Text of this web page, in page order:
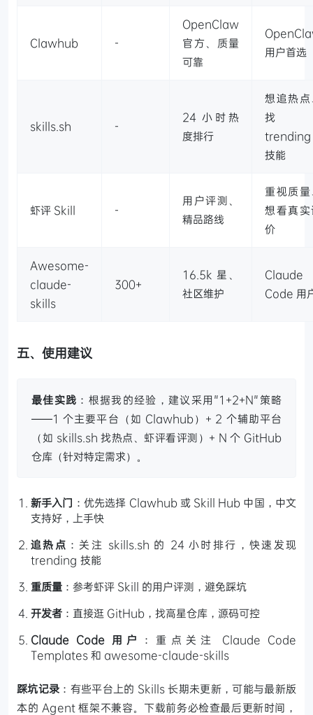
Clawhub -
OpenClaw
官方、质量
可靠
用户首选
skills.sh -
24 小时热
度排行
想追热点
找
trending
技能
虾评 Skill -
用户评测、
精品路线
重视质量
想看真实
价
Awesome-
claude-
skills
300+
16.5k 星、
社区维护
Claude
Code 用
五、使用建议
最佳实践 ：根据我的经验，建议采用"1+2+N"策略
——1 个主要平台（如 Clawhub）+ 2 个辅助平台
（如 skills.sh 找热点、虾评看评测）+ N 个 GitHub
仓库（针对特定需求）。
新手入门 ：优先选择 Clawhub 或 Skill Hub 中国，中文
支持好，上手快
追热点 ：关注 skills.sh 的 24 小时排行，快速发现
trending 技能
重质量 ：参考虾评 Skill 的用户评测，避免踩坑
开发者 ：直接逛 GitHub，找高星仓库，源码可控
Claude Code 用户
：重点关注 Claude Code
Templates 和 awesome-claude-skills
踩坑记录 ：有些平台上的 Skills 长期未更新，可能与最新版
本的 Agent 框架不兼容。下载前务必检查最后更新时间，